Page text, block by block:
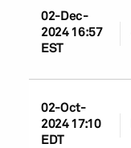
02-Dec-
2024 16:57
EST
02-Oct-
2024 17:10
EDT